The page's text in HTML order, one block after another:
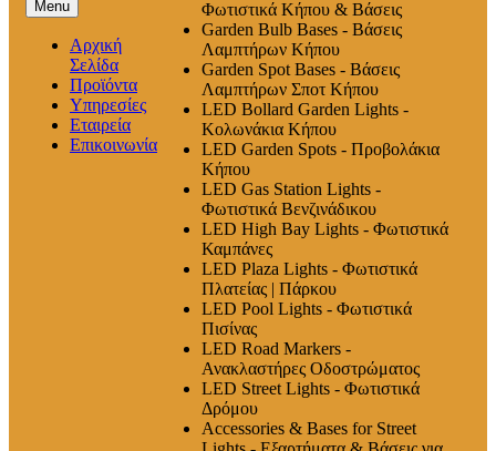
Menu
Αρχική
Σελίδα
Προϊόντα
Υπηρεσίες
Εταιρεία
Επικοινωνία
Φωτιστικά Κήπου & Βάσεις
Garden Bulb Bases - Βάσεις
Λαμπτήρων Κήπου
Garden Spot Bases - Βάσεις
Λαμπτήρων Σποτ Κήπου
LED Bollard Garden Lights -
Κολωνάκια Κήπου
LED Garden Spots - Προβολάκια
Κήπου
LED Gas Station Lights -
Φωτιστικά Βενζινάδικου
LED High Βay Lights - Φωτιστικά
Καμπάνες
LED Plaza Lights - Φωτιστικά
Πλατείας | Πάρκου
LED Pool Lights - Φωτιστικά
Πισίνας
LED Road Markers -
Ανακλαστήρες Οδοστρώματος
LED Street Lights - Φωτιστικά
Δρόμου
Accessories & Bases for Street